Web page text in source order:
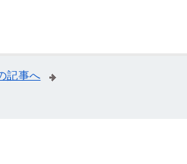
記事へ